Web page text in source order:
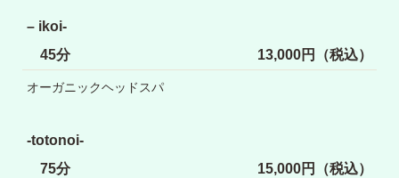
– ikoi-
45分
13,000円（税込）
オーガニックヘッドスパ
-totonoi-
75分
15,000円（税込）